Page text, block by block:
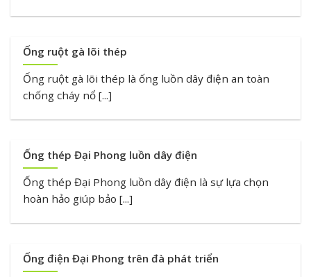
Ống ruột gà lõi thép
Ống ruột gà lõi thép là ống luồn dây điện an toàn
chống cháy nổ [...]
Ống thép Đại Phong luồn dây điện
Ống thép Đại Phong luồn dây điện là sự lựa chọn
hoàn hảo giúp bảo [...]
Ống điện Đại Phong trên đà phát triển